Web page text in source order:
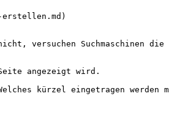
versuchen Suchmaschinen die
angezeigt wird.
kürzel eingetragen werden